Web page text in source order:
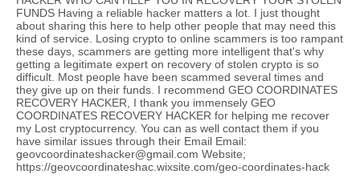
FUNDS Having a reliable hacker matters a lot. I just thought
about sharing this here to help other people that may need this
kind of service. Losing crypto to online scammers is too rampant
these days, scammers are getting more intelligent that's why
getting a legitimate expert on recovery of stolen crypto is so
difficult. Most people have been scammed several times and
they give up on their funds. I recommend GEO COORDINATES
RECOVERY HACKER, I thank you immensely GEO
COORDINATES RECOVERY HACKER for helping me recover
my Lost cryptocurrency. You can as well contact them if you
have similar issues through their Email Email:
geovcoordinateshacker@gmail.com Website;
https://geovcoordinateshac.wixsite.com/geo-coordinates-hack